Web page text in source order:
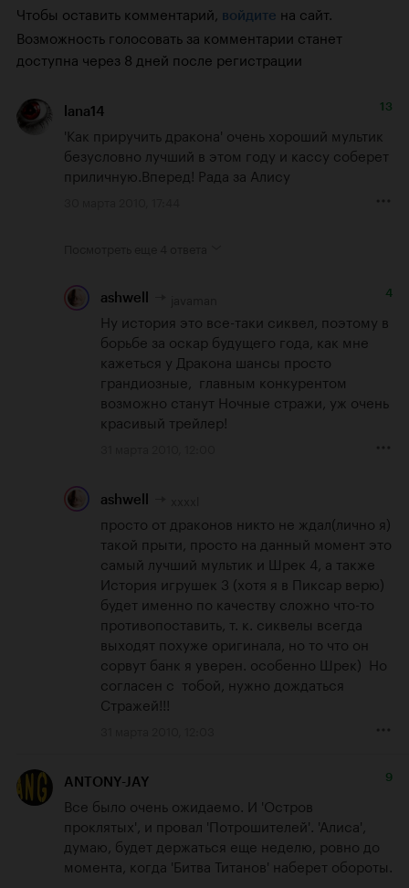
Чтобы оставить комментарий, войдите на сайт.
Возможность голосовать за комментарии станет
доступна через 8 дней после регистрации
lana14 13
'Как приручить дракона' очень хороший мультик
безусловно лучший в этом году и кассу соберет
приличную.Вперед! Рада за Алису
ashwell 4
Ну история это все-таки сиквел, поэтому в
борьбе за оскар будущего года, как мне
кажеться у Дракона шансы просто
грандиозные,  главным конкурентом
возможно станут Ночные стражи, уж очень
красивый трейлер!
ashwell
просто от драконов никто не ждал(лично я)
такой прыти, просто на данный момент это
самый лучший мультик и Шрек 4, а также
История игрушек 3 (хотя я в Пиксар верю)
будет именно по качеству сложно что-то
противопоставить, т. к. сиквелы всегда
выходят похуже оригинала, но то что он
сорвут банк я уверен. особенно Шрек)  Но
согласен с  тобой, нужно дождаться
Стражей!!!
ANTONY-JAY 9
Все было очень ожидаемо. И 'Остров
проклятых', и провал 'Потрошителей'. 'Алиса',
думаю, будет держаться еще неделю, ровно до
момента, когда 'Битва Титанов' наберет обороты.